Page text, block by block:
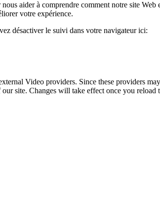
aider à comprendre comment notre site
votre expérience.
désactiver le suivi dans votre navigateur ici:
Video providers. Since these providers
site. Changes will take effect once you reload